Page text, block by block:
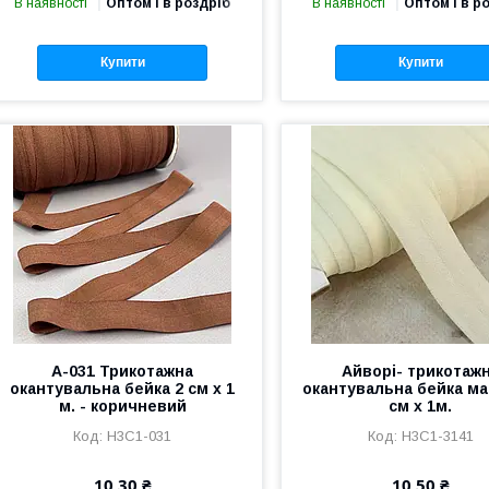
Купити Купити
A-031 Трикотажна
окантувальна бейка 2 см х 1
м. - коричневий
Н3С1-031
10,30 ₴
Айворі-
окантувальна бейка
см х 1м.
Н3С1-3141
10,50 ₴